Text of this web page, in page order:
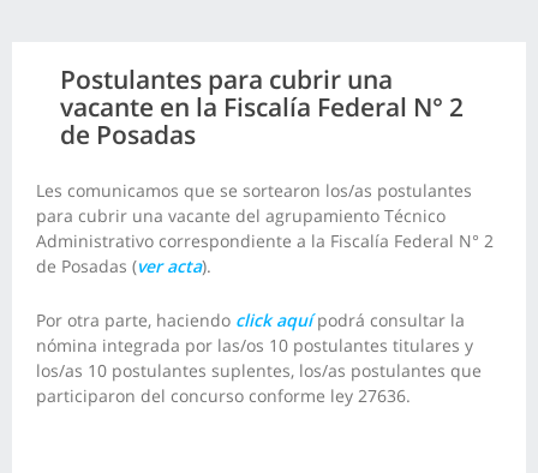
Postulantes para cubrir una
vacante en la Fiscalía Federal N° 2
de Posadas
Les comunicamos que se sortearon los/as postulantes
para cubrir una vacante del agrupamiento Técnico
Administrativo correspondiente a la Fiscalía Federal N° 2
de Posadas (ver acta).
Por otra parte, haciendo click aquí podrá consultar la
nómina integrada por las/os 10 postulantes titulares y
los/as 10 postulantes suplentes, los/as postulantes que
participaron del concurso conforme ley 27636.